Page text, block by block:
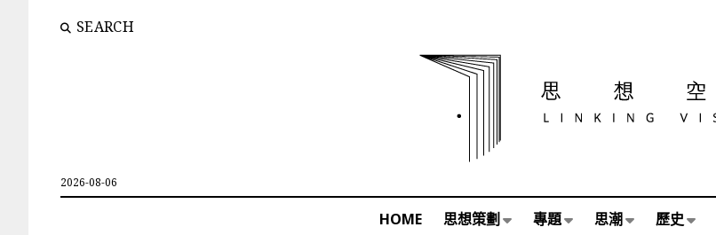
SEARCH
2026-08-06
HOME 思想策劃 專題 思潮 歷史